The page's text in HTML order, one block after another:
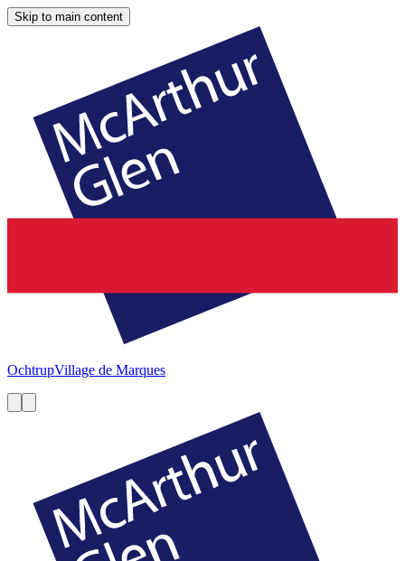
Skip to main content
OchtrupVillage de Marques